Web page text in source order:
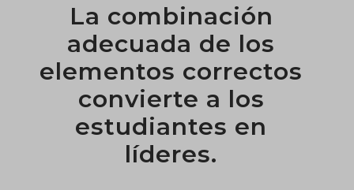
La combinación
adecuada de los
elementos correctos
convierte a los
estudiantes en
líderes.